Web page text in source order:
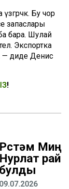
Бу чор
запаслары
бара. Шулай
Экспортка
— диде Денис
!
Рөстәм
Нурлат
булды
09.07.2026